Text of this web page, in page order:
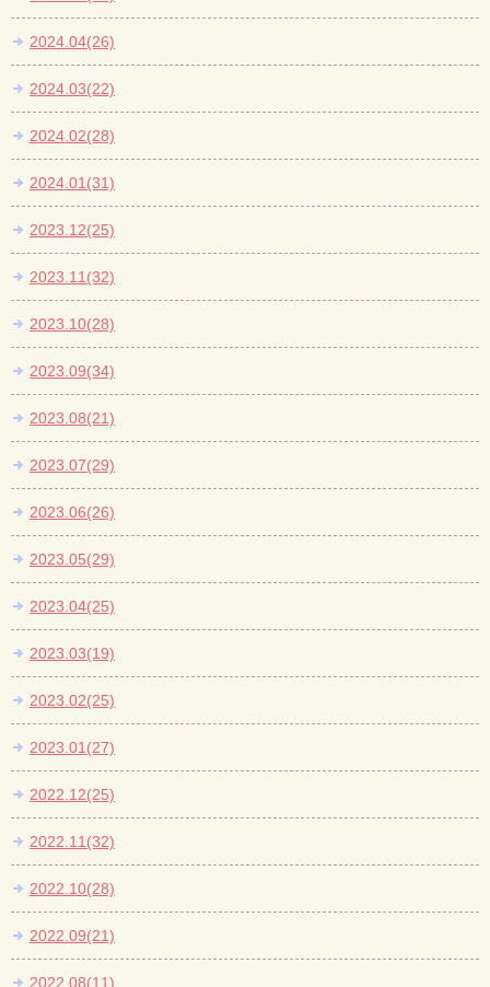
2024.04(26)
2024.03(22)
2024.02(28)
2024.01(31)
2023.12(25)
2023.11(32)
2023.10(28)
2023.09(34)
2023.08(21)
2023.07(29)
2023.06(26)
2023.05(29)
2023.04(25)
2023.03(19)
2023.02(25)
2023.01(27)
2022.12(25)
2022.11(32)
2022.10(28)
2022.09(21)
2022.08(11)